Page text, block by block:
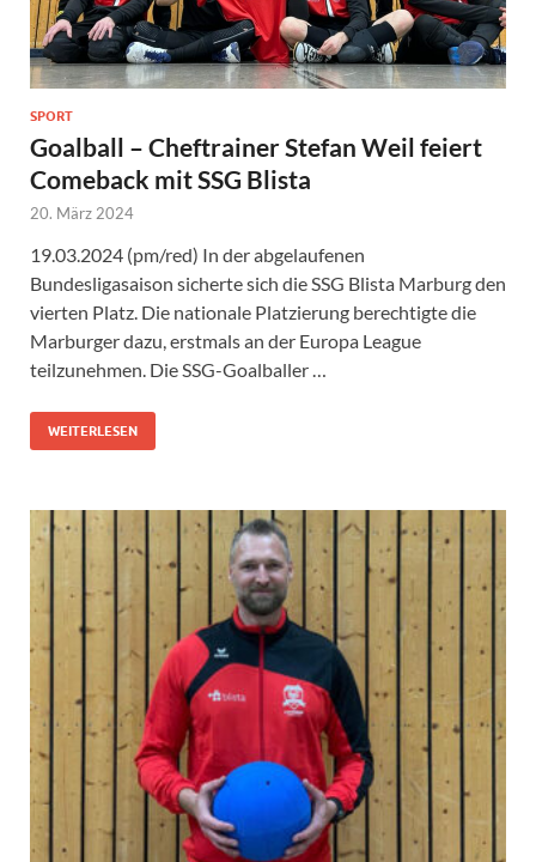
SPORT
Goalball – Cheftrainer Stefan Weil feiert
Comeback mit SSG Blista
20. März 2024
19.03.2024 (pm/red) In der abgelaufenen
Bundesligasaison sicherte sich die SSG Blista Marburg den
vierten Platz. Die nationale Platzierung berechtigte die
Marburger dazu, erstmals an der Europa League
teilzunehmen. Die SSG-Goalballer …
WEITERLESEN